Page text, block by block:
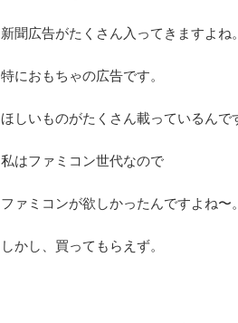
新聞広告がたくさん入ってきますよね。
特におもちゃの広告です。
ほしいものがたくさん載っているんで
私はファミコン世代なので
ファミコンが欲しかったんですよね〜。
しかし、買ってもらえず。